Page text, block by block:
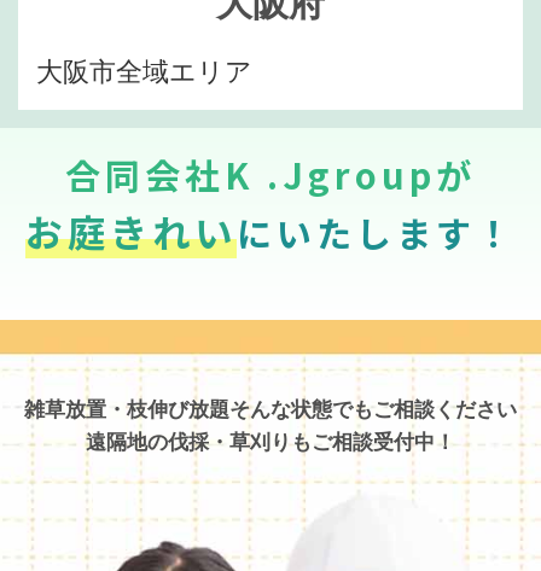
大阪市全域エリア
合同会社K .Jgroupが
お庭きれいにいたします！
雑草放置・枝伸び放題そんな状態でもご相談ください
遠隔地の伐採・草刈りもご相談受付中！